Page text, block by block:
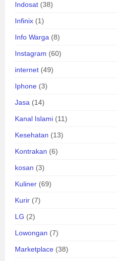
Indosat (38)
Infinix (1)
Info Warga (8)
Instagram (60)
internet (49)
Iphone (3)
Jasa (14)
Kanal Islami (11)
Kesehatan (13)
Kontrakan (6)
kosan (3)
Kuliner (69)
Kurir (7)
LG (2)
Lowongan (7)
Marketplace (38)